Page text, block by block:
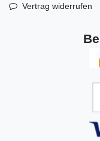
Vertrag widerrufen